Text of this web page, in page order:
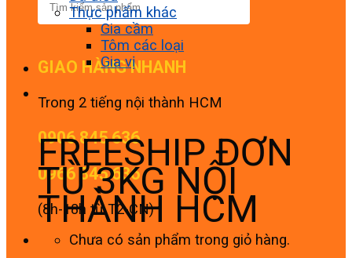
GIAO HÀNG NHANH
Trong 2 tiếng nội thành HCM
0906 845 636
0966 845 636
(8h-18h từ T2-CN)
Chưa có sản phẩm trong giỏ hàng.
Thực phẩm khác
Gia cầm
Tôm các loại
Gia vị
FREESHIP ĐƠN
TỪ 3KG NỘI
THÀNH HCM